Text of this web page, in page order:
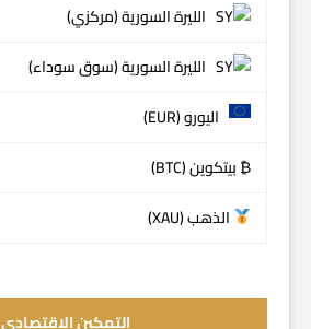
الليرة السورية (مركزي)
الليرة السورية (سوق سوداء)
اليورو (EUR)
₿ بيتكوين (BTC)
الذهب (XAU)
التمكين الاقتصادي